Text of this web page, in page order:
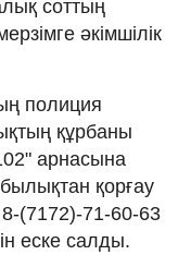
соттың
әкімшілік
полиция
құрбаны
арнасына
қорғау
(7172)-71-60-63
еске салды.